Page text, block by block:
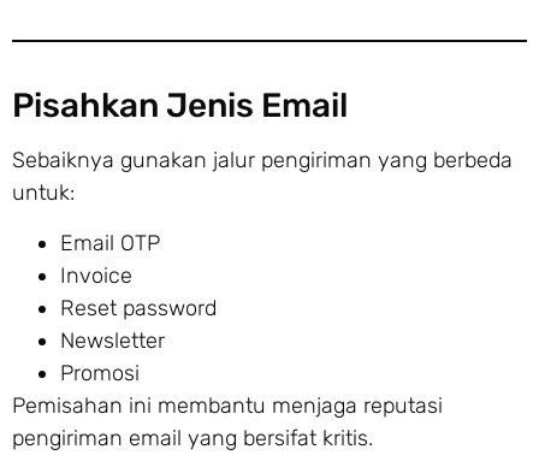
Pisahkan Jenis Email
Sebaiknya gunakan jalur pengiriman yang berbeda
untuk:
Email OTP
Invoice
Reset password
Newsletter
Promosi
Pemisahan ini membantu menjaga reputasi
pengiriman email yang bersifat kritis.